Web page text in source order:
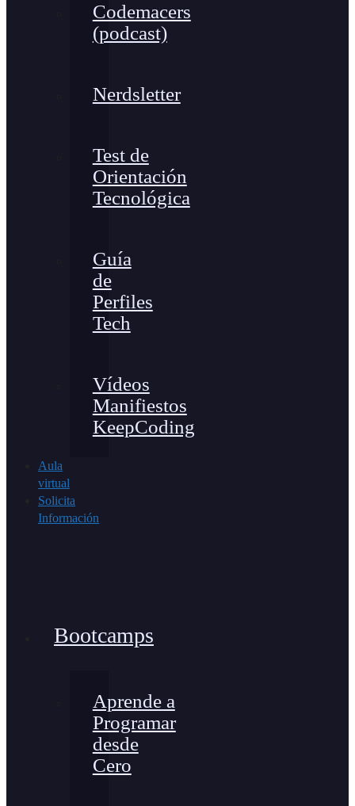
Codemacers
(podcast)
Nerdsletter
Test de
Orientación
Tecnológica
Guía
de
Perfiles
Tech
Vídeos
Manifiestos
KeepCoding
Aula
virtual
Solicita
Información
Bootcamps
Aprende a
Programar
desde
Cero